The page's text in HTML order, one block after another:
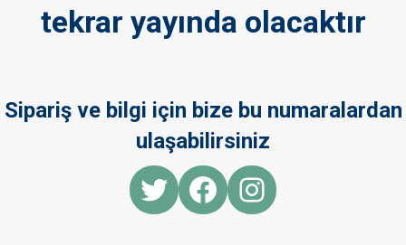
tekrar yayında olacaktır
Sipariş ve bilgi için bize bu numaralardan
ulaşabilirsiniz
TwitterFacebook
Instagram